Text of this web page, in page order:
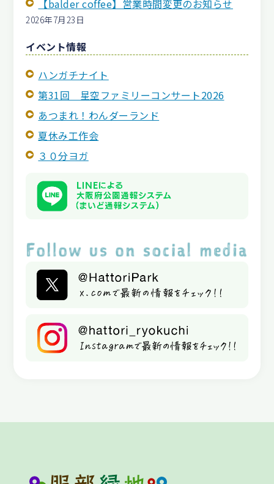
【balder coffee】営業時間変更のお知らせ
2026年7月23日
イベント情報
ハンガチナイト
第31回 星空ファミリーコンサート2026
あつまれ！わんダーランド
夏休み工作会
３０分ヨガ